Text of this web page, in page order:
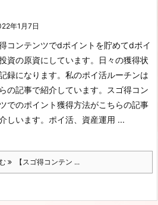
年1月7日
コンテンツでdポイントを貯めてdポイ
資の原資にしています。日々の獲得状
録になります。私のポイ活ルーチンは
の記事で紹介しています。スゴ得コン
でのポイント獲得方法がこちらの記事
しいます。ポイ活、資産運用 ...
【スゴ得コンテン ...